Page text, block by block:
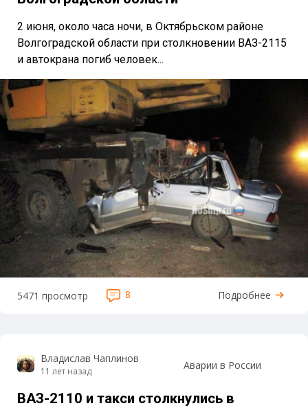
2 июня, около часа ночи, в Октябрьском районе
Волгоградской области при столкновении ВАЗ-2115
и автокрана погиб человек...
5471 просмотр 8 Подробнее
Владислав Чаплинов
11 лет назад Аварии в России
ВАЗ-2110 и такси столкнулись в